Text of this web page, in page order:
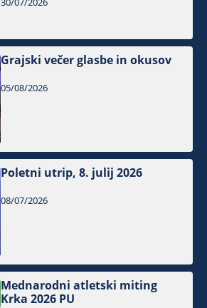
Grajski večer glasbe in okusov
05/08/2026
Poletni utrip, 8. julij 2026
08/07/2026
Mednarodni atletski miting
Krka 2026 PU